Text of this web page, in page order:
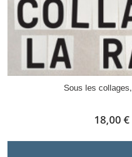
Sous les
18,00 €